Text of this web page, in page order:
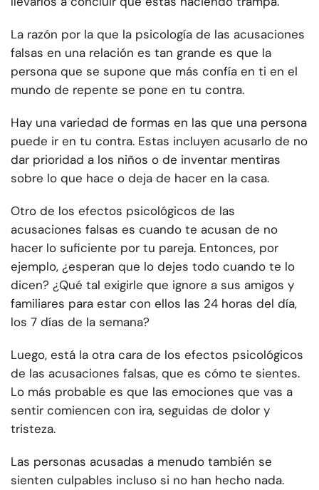
La razón por la que la psicología de las acusaciones
falsas en una relación es tan grande es que la
persona que se supone que más confía en ti en el
mundo de repente se pone en tu contra.
Hay una variedad de formas en las que una persona
puede ir en tu contra. Estas incluyen acusarlo de no
dar prioridad a los niños o de inventar mentiras
sobre lo que hace o deja de hacer en la casa.
Otro de los efectos psicológicos de las
acusaciones falsas es cuando te acusan de no
hacer lo suficiente por tu pareja. Entonces, por
ejemplo, ¿esperan que lo dejes todo cuando te lo
dicen? ¿Qué tal exigirle que ignore a sus amigos y
familiares para estar con ellos las 24 horas del día,
los 7 días de la semana?
Luego, está la otra cara de los efectos psicológicos
de las acusaciones falsas, que es cómo te sientes.
Lo más probable es que las emociones que vas a
sentir comiencen con ira, seguidas de dolor y
tristeza.
Las personas acusadas a menudo también se
sienten culpables incluso si no han hecho nada.